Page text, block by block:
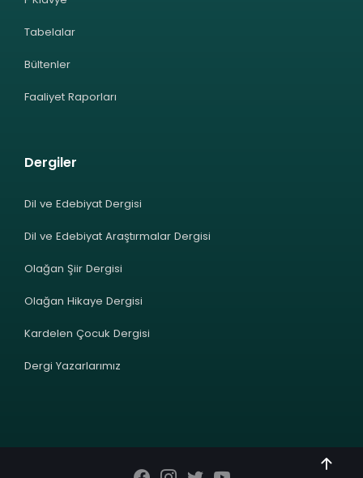
Tabelalar
Bültenler
Faaliyet Raporları
Dergiler
Dil ve Edebiyat Dergisi
Dil ve Edebiyat Araştırmalar Dergisi
Olağan Şiir Dergisi
Olağan Hikaye Dergisi
Kardelen Çocuk Dergisi
Dergi Yazarlarımız